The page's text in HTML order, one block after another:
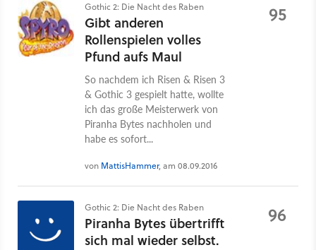
Gothic 2: Die Nacht des Raben
Gibt anderen
Rollenspielen volles
Pfund aufs Maul
So nachdem ich Risen & Risen 3
& Gothic 3 gespielt hatte, wollte
ich das große Meisterwerk von
Piranha Bytes nachholen und
habe es sofort...
von MattisHammer, am 08.09.2016
95
Gothic 2: Die Nacht des Raben
Piranha Bytes übertrifft
sich mal wieder selbst.
96